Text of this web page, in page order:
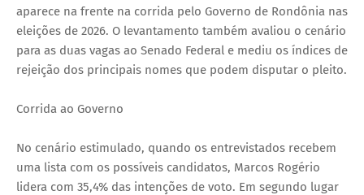
aparece na frente na corrida pelo Governo de Rondônia nas
eleições de 2026. O levantamento também avaliou o cenário
para as duas vagas ao Senado Federal e mediu os índices de
rejeição dos principais nomes que podem disputar o pleito.
Corrida ao Governo
No cenário estimulado, quando os entrevistados recebem
uma lista com os possíveis candidatos, Marcos Rogério
lidera com 35,4% das intenções de voto. Em segundo lugar